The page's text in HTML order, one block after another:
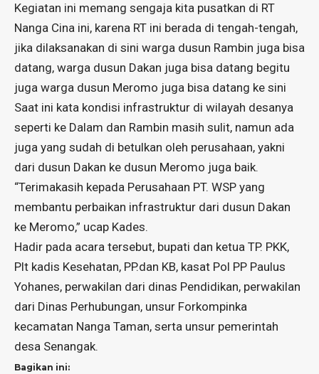
Kegiatan ini memang sengaja kita pusatkan di RT
Nanga Cina ini, karena RT ini berada di tengah-tengah,
jika dilaksanakan di sini warga dusun Rambin juga bisa
datang, warga dusun Dakan juga bisa datang begitu
juga warga dusun Meromo juga bisa datang ke sini
Saat ini kata kondisi infrastruktur di wilayah desanya
seperti ke Dalam dan Rambin masih sulit, namun ada
juga yang sudah di betulkan oleh perusahaan, yakni
dari dusun Dakan ke dusun Meromo juga baik.
“Terimakasih kepada Perusahaan PT. WSP yang
membantu perbaikan infrastruktur dari dusun Dakan
ke Meromo,” ucap Kades.
Hadir pada acara tersebut, bupati dan ketua TP. PKK,
Plt kadis Kesehatan, PP.dan KB, kasat Pol PP Paulus
Yohanes, perwakilan dari dinas Pendidikan, perwakilan
dari Dinas Perhubungan, unsur Forkompinka
kecamatan Nanga Taman, serta unsur pemerintah
desa Senangak.
Bagikan ini: